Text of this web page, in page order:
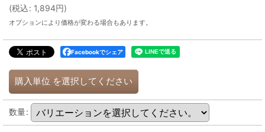
(税込: 1,894円)
オプションにより価格が変わる場合もあります。
Facebookでシェア
購入単位 を選択してください
数量: